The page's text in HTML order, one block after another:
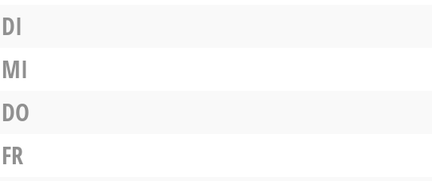
DI
MI
DO
FR